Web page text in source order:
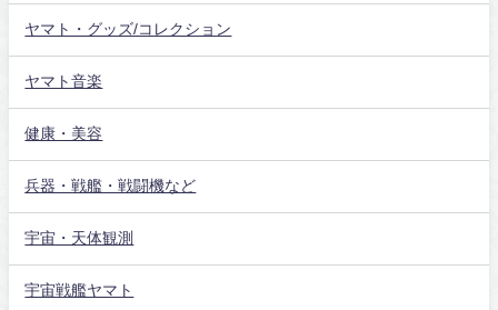
ヤマト・グッズ/コレクション
ヤマト音楽
健康・美容
兵器・戦艦・戦闘機など
宇宙・天体観測
宇宙戦艦ヤマト